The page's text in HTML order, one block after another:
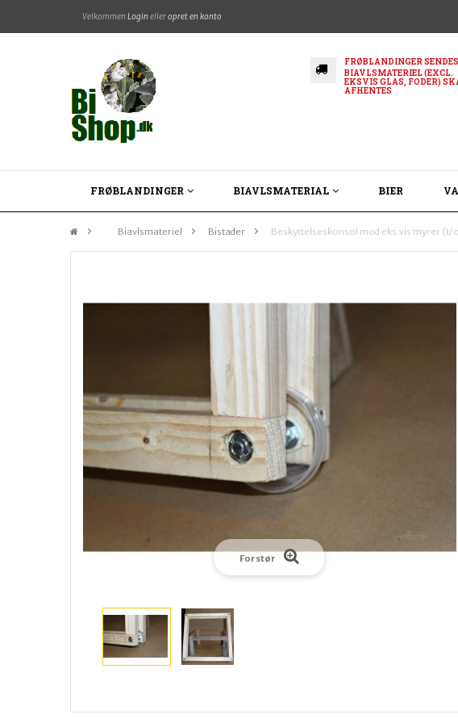
Velkommen Loginelleropret en konto
FRØBLANDINGER SENDES
BIAVLSMATERIEL (EXCL.
EKSVIS GLAS, FODER)
AFHENTES
FRØBLANDINGER BIAVLSMATERIAL BIER
&gt; Biavlsmateriel > Bistader > Beskyttelseskonsol mod eks.vis myrer (t/
Forstør